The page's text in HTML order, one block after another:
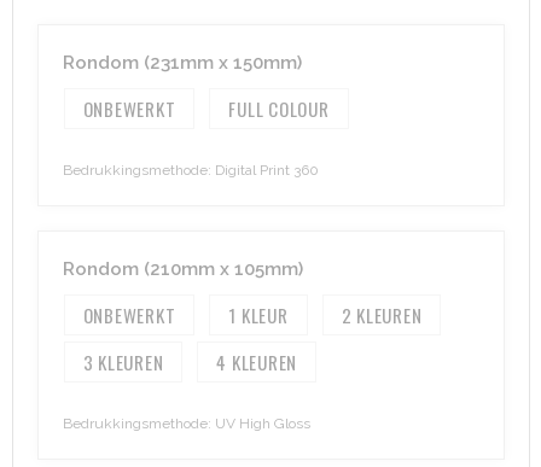
Rondom (231mm x 150mm)
ONBEWERKT FULL COLOUR
Bedrukkingsmethode: Digital Print 360
Rondom (210mm x 105mm)
ONBEWERKT 1
2
3
4
Bedrukkingsmethode: UV High Gloss